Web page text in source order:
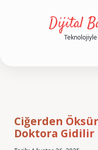
Dijital
Ciğerden
Doktora Gidilir